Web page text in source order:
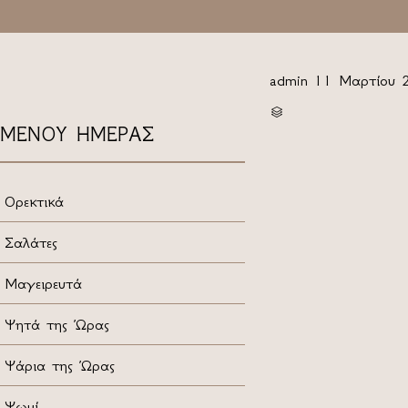
admin 11 Μαρτίου

ΜΕΝΟΥ ΗΜΕΡΑΣ
Ορεκτικά
Σαλάτες
Μαγειρευτά
Ψητά της Ώρας
Ψάρια της Ώρας